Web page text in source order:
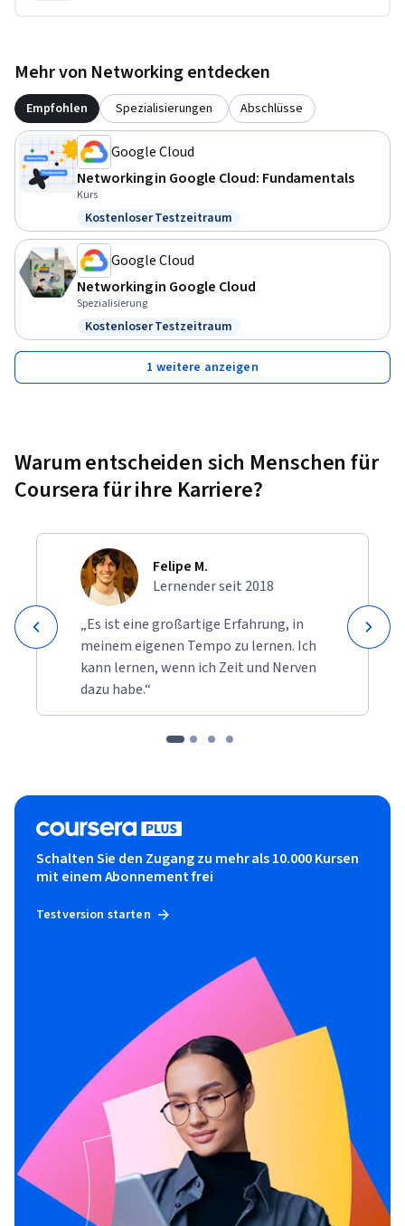
Mehr von Networking entdecken
Empfohlen Spezialisierungen Abschlüsse
Google Cloud
Networking in Google Cloud: Fundamentals
Kurs
Status: Kostenloser Testzeitraum
Kostenloser Testzeitraum
Google Cloud
Networking in Google Cloud
Spezialisierung
Status: Kostenloser Testzeitraum
Kostenloser Testzeitraum
1 weitere anzeigen
Warum entscheiden sich Menschen für
Coursera für ihre Karriere?
Felipe M.
Lernender seit 2018
„Es ist eine großartige Erfahrung, in
meinem eigenen Tempo zu lernen. Ich
kann lernen, wenn ich Zeit und Nerven
dazu habe.“
Schalten Sie den Zugang zu mehr als 10.000 Kursen
mit einem Abonnement frei
Testversion starten